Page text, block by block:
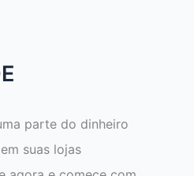
parte do dinheiro
suas lojas